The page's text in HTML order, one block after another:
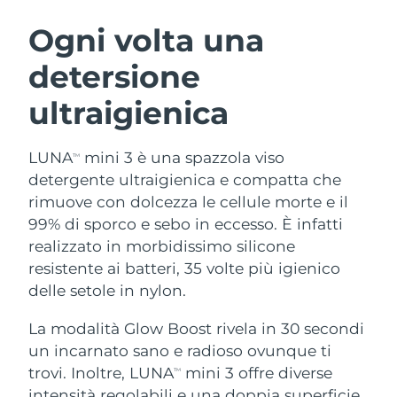
Ogni volta una
detersione
ultraigienica
LUNATM
mini 3 è una spazzola viso
detergente ultraigienica e compatta che
rimuove con dolcezza le cellule morte e il
99% di sporco e sebo in eccesso. È infatti
realizzato in morbidissimo silicone
resistente ai batteri, 35 volte più igienico
delle setole in nylon.
La modalità Glow Boost rivela in 30 secondi
un incarnato sano e radioso ovunque ti
trovi. Inoltre, LUNATM
mini 3 offre diverse
Detersione viso
Anti-aging massage
LUNA™ 4 Plus
Massage, LED heating
For men, anti-aging massage
Lifting viso
Microcurrent toning
BEAR™ 2 go
Microcurrent toning on-the-go
Microcurrent line smoothing device
Idratazione
UFO™ 3 pacchetto
Deep facial hydration
UFO™ 3 LED
Near-infrared and red light therapy
device
Igiene orale
issa™ 4
Hybrid silicone sonic toothbrush
issa™ 4 plus
Smart hybrid silicone sonic toothbrush
TRATTAMENTI ANTI-AGE FAQ™
Anti-age Trattamenti LED
Austria
Bahrein Consegna stimata
Belgio Consegna stimata
Bermuda Consegna stimata
Bosnia ed
Erzegovina
Consegna stimata14/08/2026
Brunei Consegna stimata
Bulgaria
Canada Consegna stimata 15/08/2026
Cile Consegna stimata15/08/2026